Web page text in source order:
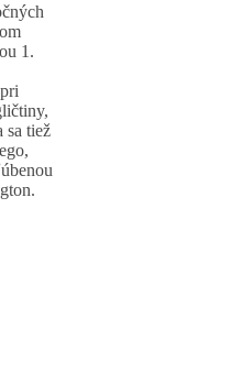
1.
sa tiež